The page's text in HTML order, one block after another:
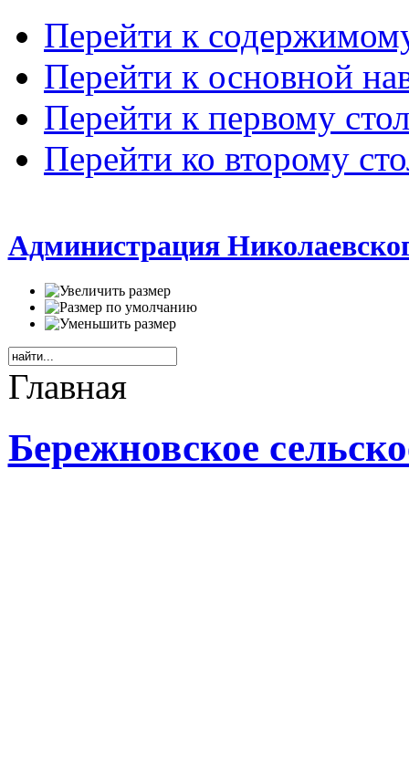
Перейти к
Перейти к основной
Перейти к первому
Перейти ко второму
Администрация
Главная
Бережновское